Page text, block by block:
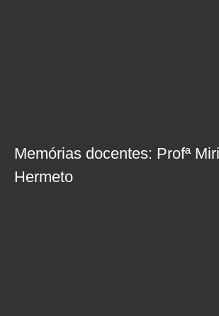
Memórias docentes: Profª
Hermeto